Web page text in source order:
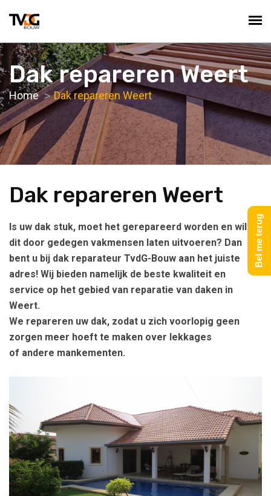
Dak repareren Weert
Home Dak repareren Weert
Dak repareren Weert
Is uw dak stuk, moet het gerepareerd worden en wilt u
dit door gedegen vakmensen laten uitvoeren? Dan
bent u bij dak reparateur TvdG-Bouw aan het juiste
adres! Wij bieden namelijk de beste kwaliteit en
service op het gebied van reparatie van daken in
Weert.
We repareren uw dak, zodat u zich voorlopig geen
zorgen meer hoeft te maken over lekkages
of andere mankementen.
Bel me terug